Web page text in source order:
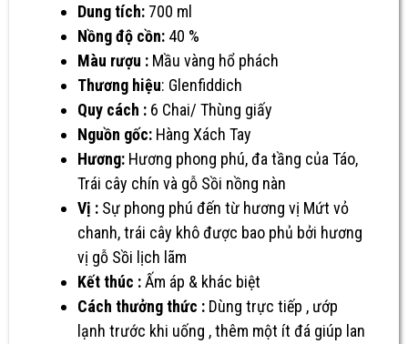
Dung tích: 700 ml
Nồng độ cồn: 40 %
Màu rượu : Mầu vàng hổ phách
Thương hiệu: Glenfiddich
Quy cách : 6 Chai/ Thùng giấy
Nguồn gốc: Hàng Xách Tay
Hương: Hương phong phú, đa tầng của Táo,
Trái cây chín và gỗ Sồi nồng nàn
Vị : Sự phong phú đến từ hương vị Mứt vỏ
chanh, trái cây khô được bao phủ bởi hương
vị gỗ Sồi lịch lãm
Kết thúc :Ấm áp & khác biệt
Cách thưởng thức : Dùng trực tiếp , ướp
lạnh trước khi uống , thêm một ít đá giúp lan